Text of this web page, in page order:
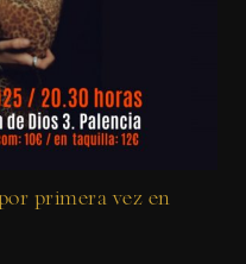
primera vez en